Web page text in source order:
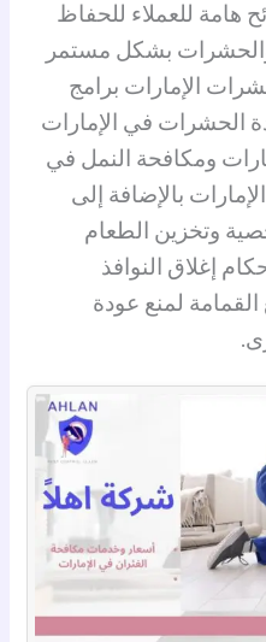
هامة للعملاء للحفاظ
والحشرات بشكل مستمر
الإمارات برامج
الحشرات في الإمارات
ومكافحة النمل في
بالإضافة إلى
وتخزين الطعام
إغلاق النوافذ
القمامة لمنع عودة